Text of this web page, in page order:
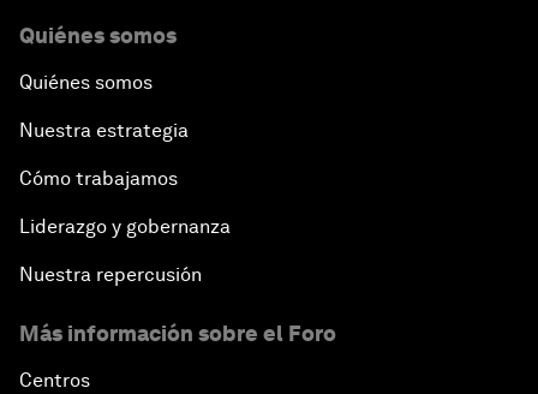
Quiénes somos
Quiénes somos
Nuestra estrategia
Cómo trabajamos
Liderazgo y gobernanza
Nuestra repercusión
Más información sobre el Foro
Centros